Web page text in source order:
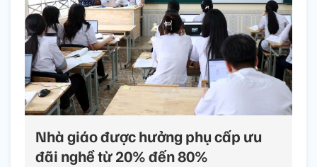
Nhà giáo được hưởng phụ cấp ưu
đãi nghề từ 20% đến 80%​